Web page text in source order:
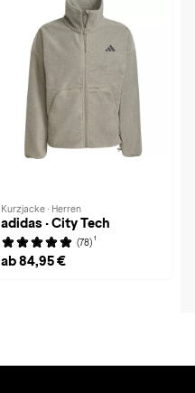
Kurzjacke · Herren
adidas · City Tech
(78) 1
ab 84,95 €